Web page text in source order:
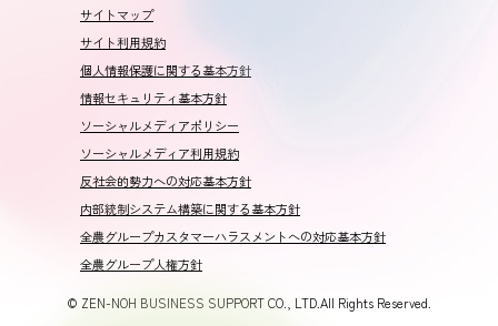
サイトマップ
サイト利用規約
個人情報保護に関する基本方針
情報セキュリティ基本方針
ソーシャルメディアポリシー
ソーシャルメディア利用規約
反社会的勢力への対応基本方針
内部統制システム構築に関する基本方針
全農グループカスタマーハラスメントへの対応基本方針
全農グループ人権方針
© ZEN-NOH BUSINESS SUPPORT CO., LTD.All Rights Reserved.